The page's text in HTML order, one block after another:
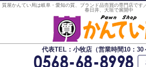
質屋かんてい局は岐阜・愛知の質、ブランド品売買の専門店です
春日井、大垣で展開中
代表TEL：小牧店（営業時間10：30